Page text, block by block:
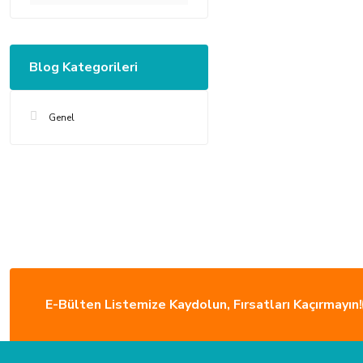
Blog Kategorileri
Genel
ÜCRETSİZ KARGO
E-Bülten Listemize Kaydolun, Fırsatları Kaçırmayın!